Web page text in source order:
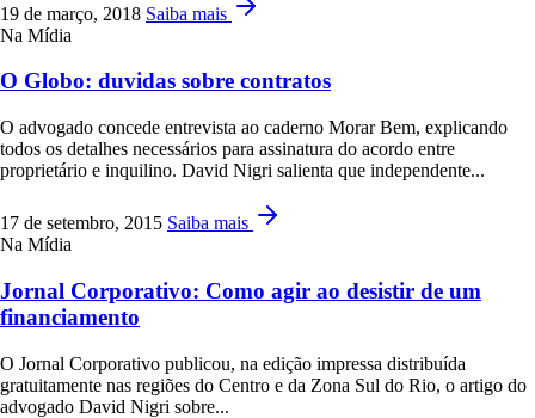
19 de março, 2018 Saiba mais
Na Mídia
O Globo: duvidas sobre contratos
O advogado concede entrevista ao caderno Morar Bem, explicando
todos os detalhes necessários para assinatura do acordo entre
proprietário e inquilino. David Nigri salienta que independente...
17 de setembro, 2015 Saiba mais
Na Mídia
Jornal Corporativo: Como agir ao desistir de um
financiamento
O Jornal Corporativo publicou, na edição impressa distribuída
gratuitamente nas regiões do Centro e da Zona Sul do Rio, o artigo do
advogado David Nigri sobre...